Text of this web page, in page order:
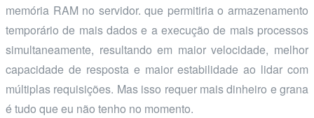
memória RAM no servidor. que permitiria o armazenamento
temporário de mais dados e a execução de mais processos
simultaneamente, resultando em maior velocidade, melhor
capacidade de resposta e maior estabilidade ao lidar com
múltiplas requisições. Mas isso requer mais dinheiro e grana
é tudo que eu não tenho no momento.